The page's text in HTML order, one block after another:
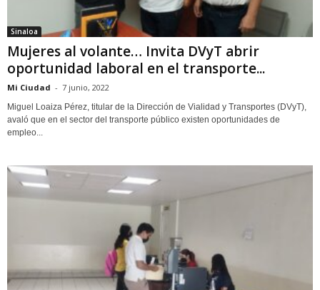
Sinaloa
Mujeres al volante… Invita DVyT abrir
oportunidad laboral en el transporte...
Mi Ciudad - 7 junio, 2022
Miguel Loaiza Pérez, titular de la Dirección de Vialidad y Transportes (DVyT),
avaló que en el sector del transporte público existen oportunidades de
empleo...